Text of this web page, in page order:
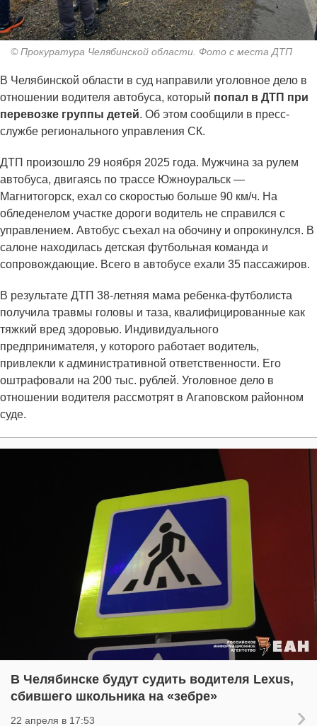
© Прокуратура Челябинской области. Фото с места ДТП
В Челябинской области в суд направили уголовное дело в
отношении водителя автобуса, который попал в ДТП при
перевозке группы детей. Об этом сообщили в пресс-
службе регионального управления СК.
ДТП произошло 29 ноября 2025 года. Мужчина за рулем
автобуса, двигаясь по трассе Южноуральск —
Магнитогорск, ехал со скоростью больше 90 км/ч. На
обледенелом участке дороги водитель не справился с
управлением. Автобус съехал на обочину и опрокинулся. В
салоне находилась детская футбольная команда и
сопровождающие. Всего в автобусе ехали 35 пассажиров.
В результате ДТП 38-летняя мама ребенка-футболиста
получила травмы головы и таза, квалифицированные как
тяжкий вред здоровью. Индивидуального
предпринимателя, у которого работает водитель,
привлекли к административной ответственности. Его
оштрафовали на 200 тыс. рублей. Уголовное дело в
отношении водителя рассмотрят в Агаповском районном
суде.
В Челябинске будут судить водителя Lexus,
сбившего школьника на «зебре»
22 апреля в 17:53